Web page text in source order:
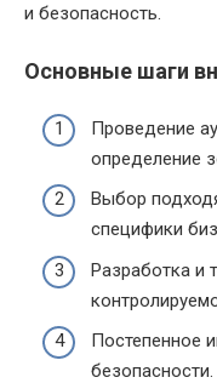
и безопасность.
Основные шаги
Проведение
определение
Выбор
специфики
Разработка и
Постепенное
безопасности.